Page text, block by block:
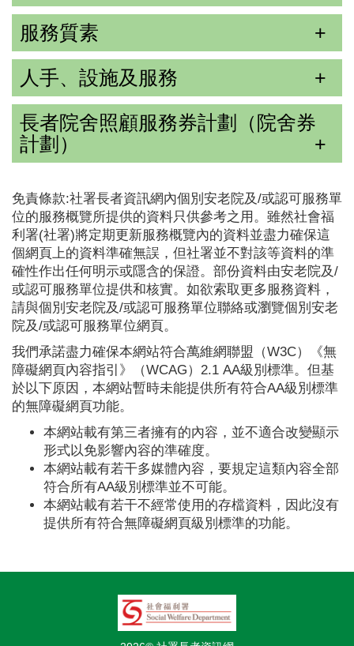
服務質素
人手、設施及服務
長者院舍照顧服務券計劃（院舍券
計劃）
免責條款:社署長者資訊網內個別安老院及/或認可服務單
位的服務概覽所提供的資料只供參考之用。雖然社會福
利署(社署)將定期更新服務概覽內的資料並盡力確保這
個網頁上的資料準確無誤，但社署並不對該等資料的準
確性作出任何明示或隱含的保證。部份資料由安老院及/
或認可服務單位提供和核實。如欲索取更多服務資料，
請與個別安老院及/或認可服務單位聯絡或瀏覽個別安老
院及/或認可服務單位網頁。
我們承諾盡力確保本網站符合萬維網聯盟（W3C）《無
障礙網頁內容指引》（WCAG）2.1 AA級別標準。但基
於以下原因，本網站暫時未能提供所有符合AA級別標準
的無障礙網頁功能。
本網站載有第三者擁有的內容，並不適合改變顯示
形式以免影響內容的準確度。
本網站載有若干多媒體內容，要規定這類內容全部
符合所有AA級別標準並不可能。
本網站載有若干不經常使用的存檔資料，因此沒有
提供所有符合無障礙網頁級別標準的功能。